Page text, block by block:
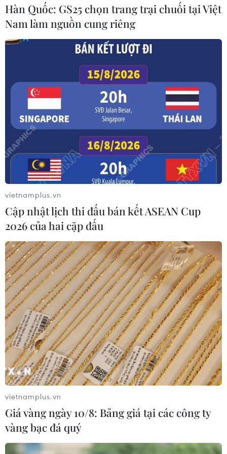
Hàn Quốc: GS25 chọn trang trại chuối tại Việt
Nam làm nguồn cung riêng
vietnamplus.vn
Cập nhật lịch thi đấu bán kết ASEAN Cup
2026 của hai cặp đấu
vietnamplus.vn
Giá vàng ngày 10/8: Bảng giá tại các công ty
vàng bạc đá quý